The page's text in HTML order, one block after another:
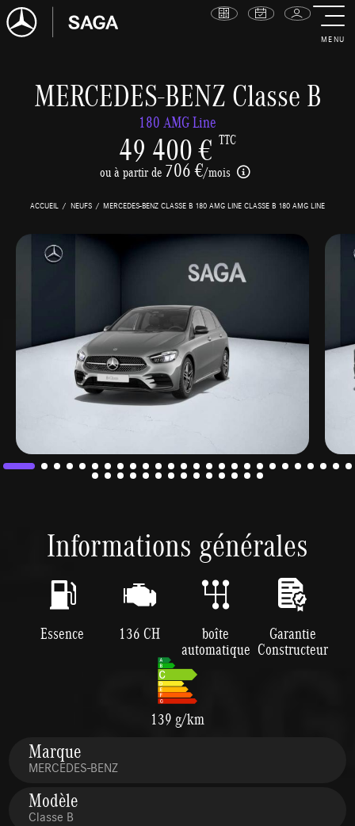
MENU
MERCEDES-BENZ Classe B
180 AMG Line
49 400 € TTC
ou à partir de 706 €/mois
ACCUEIL NEUFS MERCEDES-BENZ CLASSE B 180 AMG LINE CLASSE B 180 AMG LINE
Informations générales
Essence 136 CH boîte
automatique
Garantie
Constructeur
139 g/km
Marque
MERCEDES-BENZ
Modèle
Classe B